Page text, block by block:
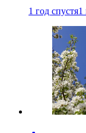
1 год спустя1